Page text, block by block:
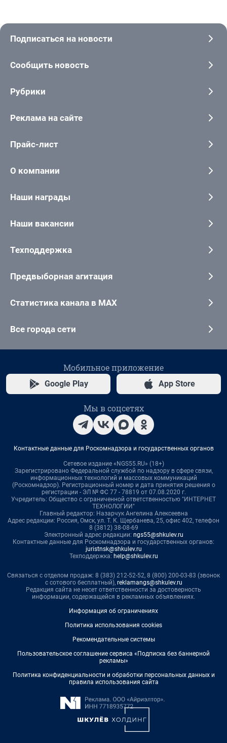
Подписаться на новости
Сообщить новость
Рубрики
Реклама на сайте
Прайс-лист
О компании
Наши награды
Наши вакансии
Техподдержка
Предвыборная агитация
Статистика канала в MAX
Все города сети
Мобильное приложение
Google Play App Store
Мы в соцсетях
Контактные данные для Роскомнадзора и государственных органов
Сетевое издание «NGS55.RU» (18+)
Зарегистрировано Федеральной службой по надзору в сфере связи,
информационных технологий и массовых коммуникаций
(Роскомнадзор). Регистрационный номер и дата принятия решения о
регистрации - ЭЛ № ФС 77 - 78819 от 07.08.2020 г.
Учредитель: Общество с ограниченной ответственностью "ИНТЕРНЕТ
ТЕХНОЛОГИИ"
Главный редактор: Назарчук Ангелина Алексеевна
Адрес редакции: Россия, Омск, ул. Т. К. Щербанева, 25, офис 402, телефон
8 (3812) 38-08-69
Электронный адрес редакции: ngs55@shkulev.ru
Контактные данные для Роскомнадзора и государственных органов:
juristnsk@shkulev.ru
Техподдержка: help@shkulev.ru
Связаться с отделом продаж: 8 (383) 212-52-52, 8 (800) 200-03-83 (звонок
с сотового бесплатный), reklamangs@shkulev.ru
Редакция сайта не несет ответственности за достоверность
информации, содержащейся в рекламных объявлениях.
Информация об ограничениях
Политика использования cookies
Рекомендательные системы
Пользовательское соглашение сервиса «Подписка без баннерной
рекламы»
Политика конфиденциальности и обработки персональных данных и
правила использования сайта